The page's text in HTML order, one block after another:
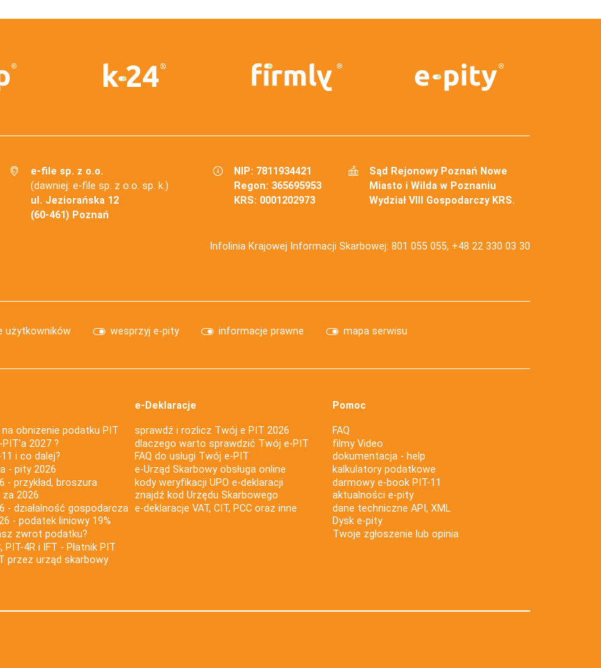
e-file sp. z o.o.
(dawniej: e-file sp. z o.o. sp. k.)
ul. Jeziorańska 12
(60-461) Poznań
NIP: 7811934421
Regon: 365695953
KRS: 0001202973
Sąd Rejonowy Poznań Nowe
Miasto i Wilda w Poznaniu
Wydział VIII Gospodarczy KRS.
Infolinia Krajowej Informacji Skarbowej: 801 055 055, +48 22 330 03 30
użytkowników wesprzyj e-pity informacje prawne mapa serwisu
obniżenie podatku PIT
PIT'a 2027 ?
i co dalej?
- pity 2026
- przykład, broszura
za 2026
- działalność gospodarcza
- podatek liniowy 19%
zwrot podatku?
PIT-4R i IFT - Płatnik PIT
przez urząd skarbowy
e-Deklaracje
sprawdź i rozlicz Twój e PIT 2026
dlaczego warto sprawdzić Twój e-PIT
FAQ do usługi Twój e-PIT
e-Urząd Skarbowy obsługa online
kody weryfikacji UPO e-deklaracji
znajdź kod Urzędu Skarbowego
e-deklaracje VAT, CIT, PCC oraz inne
Pomoc
FAQ
filmy Video
dokumentacja - help
kalkulatory podatkowe
darmowy e-book PIT-11
aktualności e-pity
dane techniczne API, XML
Dysk e-pity
Twoje zgłoszenie lub opinia